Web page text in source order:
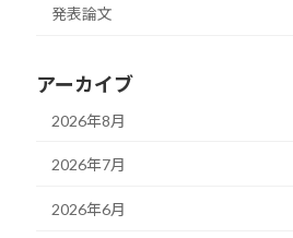
発表論文
アーカイブ
2026年8月
2026年7月
2026年6月